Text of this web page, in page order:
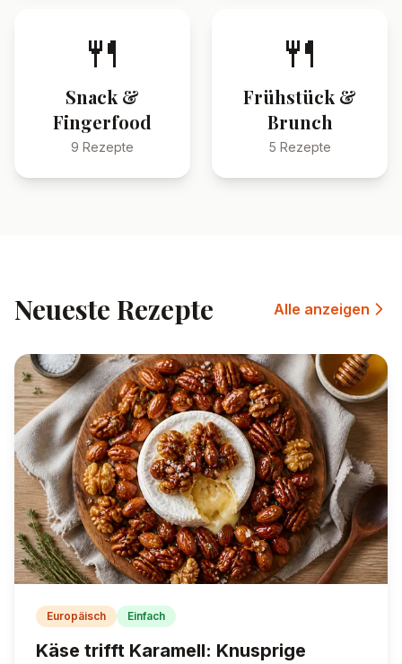
🍴
Snack &
Fingerfood
9 Rezepte
🍴
Frühstück &
Brunch
5 Rezepte
Neueste Rezepte Alle anzeigen
Europäisch Einfach
Käse trifft Karamell: Knusprige